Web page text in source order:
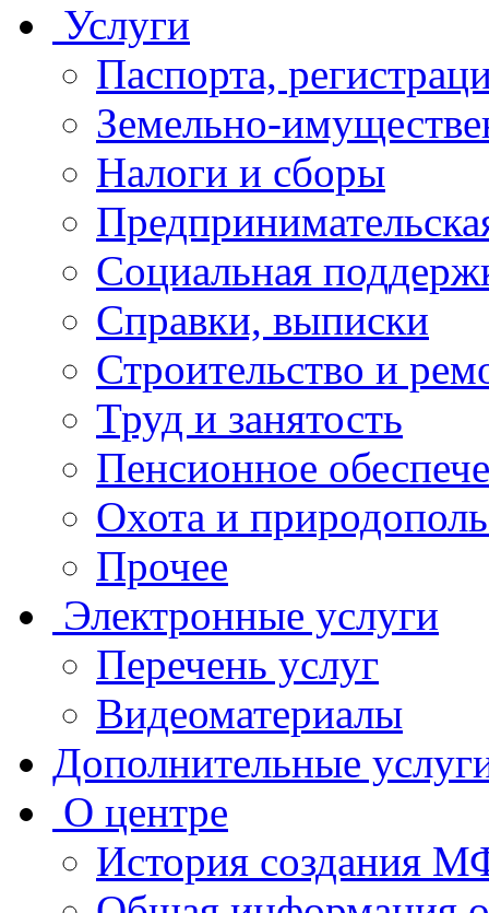
Услуги
Паспорта,
Земельно-
Налоги и сборы
Социальная
Справки, выписки
Строительство и
Труд и занятость
Пенсионное
Охота и
Прочее
Электронные услуги
Перечень услуг
Видеоматериалы
Дополнительные
О центре
История создания